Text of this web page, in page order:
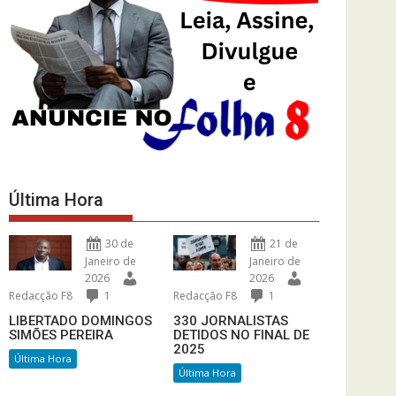
Última Hora
30 de
Janeiro de
2026
Redacção F8
1
LIBERTADO DOMINGOS
SIMÕES PEREIRA
Última Hora
21 de
Janeiro de
2026
Redacção F8
1
330 JORNALISTAS
DETIDOS NO FINAL DE
2025
Última Hora